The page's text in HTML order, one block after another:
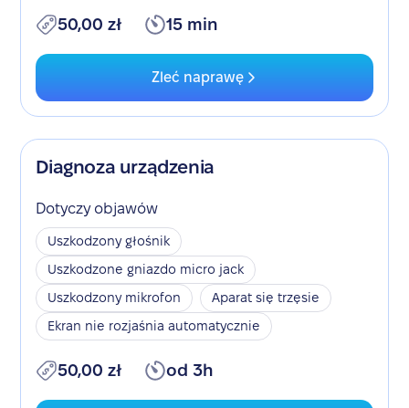
50,00 zł 15 min
Zleć naprawę
Diagnoza urządzenia
Dotyczy objawów
Uszkodzony głośnik
Uszkodzone gniazdo micro jack
Uszkodzony mikrofon
Aparat się trzęsie
Ekran nie rozjaśnia automatycznie
50,00 zł od 3h